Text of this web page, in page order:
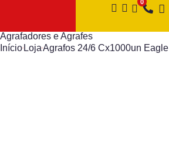
Agrafadores e Agrafes
Início LojaAgrafos 24/6 Cx1000un Eagle